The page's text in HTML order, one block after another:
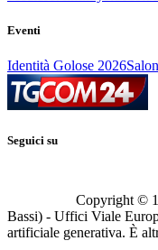
Eventi
Identità Golose 2026
Seguici su
Copyright ©
Bassi) - Uffici Viale
artificiale generativa. È